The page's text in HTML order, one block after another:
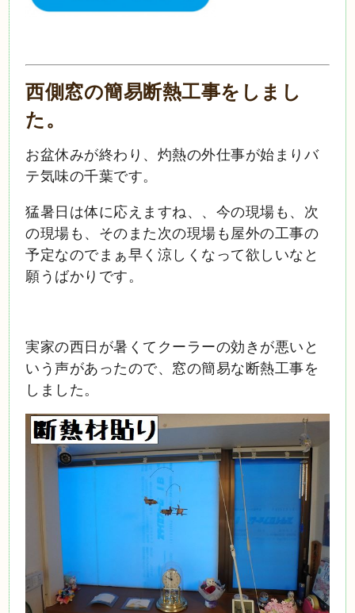
西側窓の簡易断熱工事をしまし
た。
お盆休みが終わり、灼熱の外仕事が始まりバ
テ気味の千葉です。
猛暑日は体に応えますね、、今の現場も、次
の現場も、そのまた次の現場も屋外の工事の
予定なのでまぁ早く涼しくなって欲しいなと
願うばかりです。
実家の西日が暑くてクーラーの効きが悪いと
いう声があったので、窓の簡易な断熱工事を
しました。